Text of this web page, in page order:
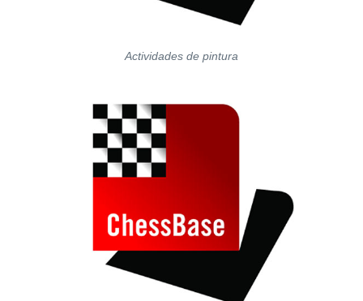
Actividades de pintura